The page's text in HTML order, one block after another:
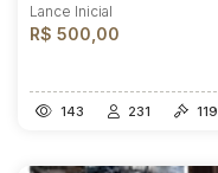
Lance Inicial
R$ 500,00
143 231 119